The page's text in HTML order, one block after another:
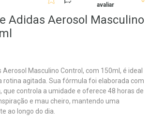
avaliar
Adidas Aerosol Masculino
Masculino Control, com 150ml, é ideal
rotina agitada. Sua fórmula foi elaborada com
que controla a umidade e oferece 48 horas de
e mau cheiro, mantendo uma
ao longo do dia.